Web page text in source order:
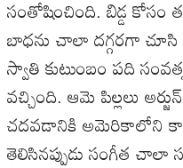
సంతోషించింది. బిడ్డకోసం
బాధను చాలాదగ్గరగాచూసి
స్వాతికుటుంబం పది
వచ్చింది. ఆమె పిల్లలు అర్జున్
చదవడానికిఅమెరికాలోని
తెలిసినప్పుడుసంగీత చాలా